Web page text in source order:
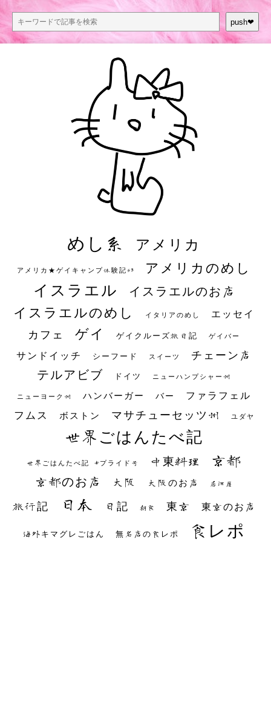
push❤︎
めし系 アメリカ
アメリカ★ゲイキャンプ体験記S3 アメリカのめし
イスラエル イスラエルのお店
イスラエルのめし イタリアのめし エッセイ
カフェ ゲイ ゲイクルーズ旅日記 ゲイバー
サンドイッチ シーフード スイーツ チェーン店
テルアビブ ドイツ ニューハンプシャー州
ニューヨーク州 ハンバーガー バー ファラフェル
フムス ボストン マサチューセッツ州 ユダヤ
世界ごはんたべ記
世界ごはんたべ記 #プライド号 中東料理 京都
京都のお店 大阪 大阪のお店 居酒屋
旅行記 日本 日記 朝食 東京 東京のお店
海外キマグレごはん 無名店の食レポ 食レポ